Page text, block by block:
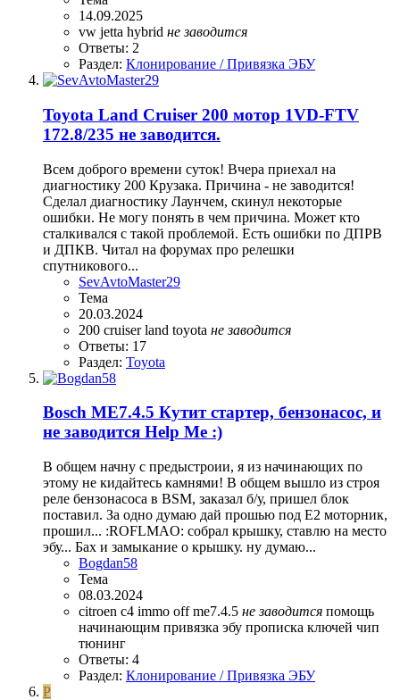
14.09.2025
vw jetta hybrid не заводится
Ответы: 2
Раздел: Клонирование / Привязка ЭБУ
Toyota Land Cruiser 200 мотор 1VD-FTV
172.8/235 не заводится.
Всем доброго времени суток! Вчера приехал на
диагностику 200 Крузака. Причина - не заводится!
Сделал диагностику Лаунчем, скинул некоторые
ошибки. Не могу понять в чем причина. Может кто
сталкивался с такой проблемой. Есть ошибки по ДПРВ
и ДПКВ. Читал на форумах про релешки
спутникового...
SevAvtoMaster29
Тема
20.03.2024
200 cruiserland toyota не заводится
Ответы: 17
Раздел: Toyota
Bosch ME7.4.5 Кутит стартер, бензонасос, и
не заводится Help Me :)
В общем начну с предыстроии, я из начинающих по
этому не кидайтесь камнями! В общем вышло из строя
реле бензонасоса в BSM, заказал б/у, пришел блок
поставил. За одно думаю дай прошью под Е2 моторник,
прошил... :ROFLMAO: собрал крышку, ставлю на место
эбу... Бах и замыкание о крышку. ну думаю...
Bogdan58
Тема
08.03.2024
citroen c4 immo offme7.4.5 не заводится помощь
начинающим привязка эбу прописка ключей чип
тюнинг
Ответы: 4
Раздел: Клонирование / Привязка ЭБУ
P